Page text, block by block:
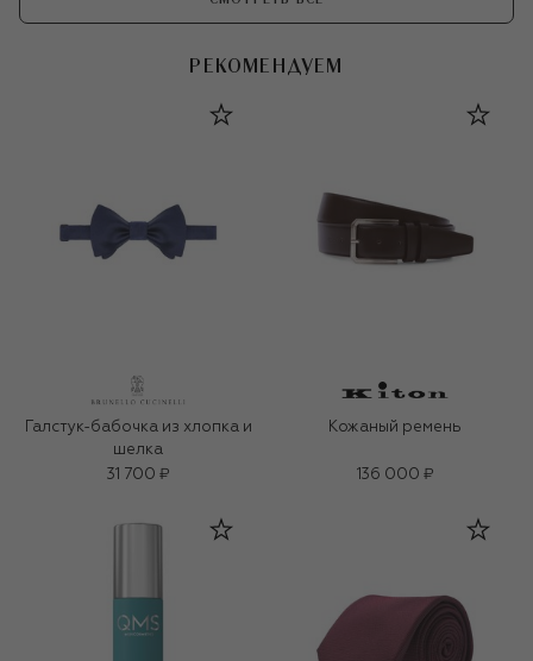
РЕКОМЕНДУЕМ
Галстук-бабочка из хлопка и
шелка
31 700 ₽
Кожаный ремень
136 000 ₽